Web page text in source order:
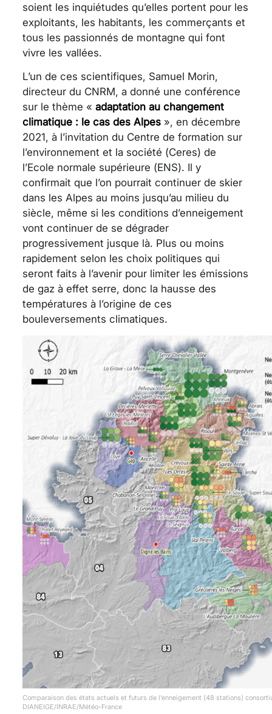
soient les inquiétudes qu’elles portent pour les
exploitants, les habitants, les commerçants et
tous les passionnés de montagne qui font
vivre les vallées.
L’un de ces scientifiques, Samuel Morin,
directeur du CNRM, a donné une conférence
sur le thème « adaptation au changement
climatique : le cas des Alpes », en décembre
2021, à l’invitation du Centre de formation sur
l’environnement et la société (Ceres) de
l’Ecole normale supérieure (ENS). Il y
confirmait que l’on pourrait continuer de skier
dans les Alpes au moins jusqu’au milieu du
siècle, même si les conditions d’enneigement
vont continuer de se dégrader
progressivement jusque là. Plus ou moins
rapidement selon les choix politiques qui
seront faits à l’avenir pour limiter les émissions
de gaz à effet serre, donc la hausse des
températures à l’origine de ces
bouleversements climatiques.
Comparaison des états actuels et futurs de l’enneigement (48 stations)
DIANEIGE/INRAE/Météo-France